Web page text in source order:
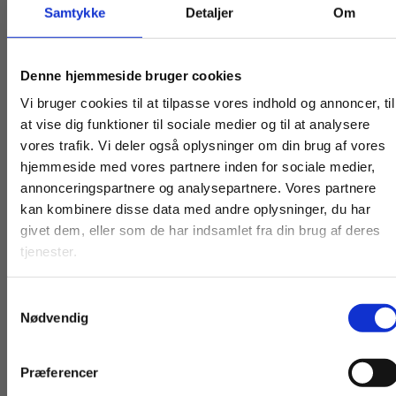
Samtykke Detaljer Om
Denne hjemmeside bruger cookies
Vi bruger cookies til at tilpasse vores indhold og annoncer, til
at vise dig funktioner til sociale medier og til at analysere
vores trafik. Vi deler også oplysninger om din brug af vores
hjemmeside med vores partnere inden for sociale medier,
annonceringspartnere og analysepartnere. Vores partnere
kan kombinere disse data med andre oplysninger, du har
givet dem, eller som de har indsamlet fra din brug af deres
tjenester.
Nødvendig
Præferencer
2 formater
79,00 KR.
Digitale
Køb læremidler og find masterclasses mm.
Fortsæt som:
For privatkunder og
studerende. Du får
vist priser inkl.
For institutioner og
virksomheder. Du
får vist priser ekskl.